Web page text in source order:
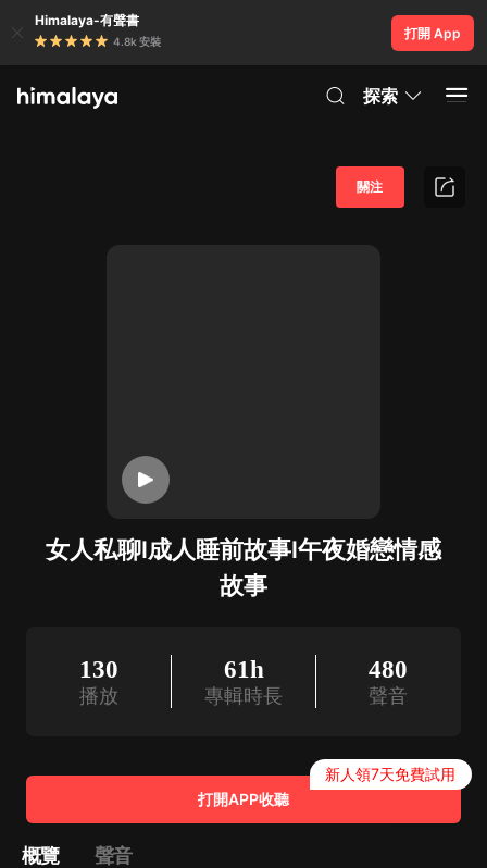
Himalaya-有聲書
4.8k 安裝
打開 App
探索
女人私聊I成人睡前故事I午夜婚戀情感
故事
關注
130
播放
61h
專輯時長
480
聲音
打開APP收聽
新人領7天免費試用
概覽 聲音